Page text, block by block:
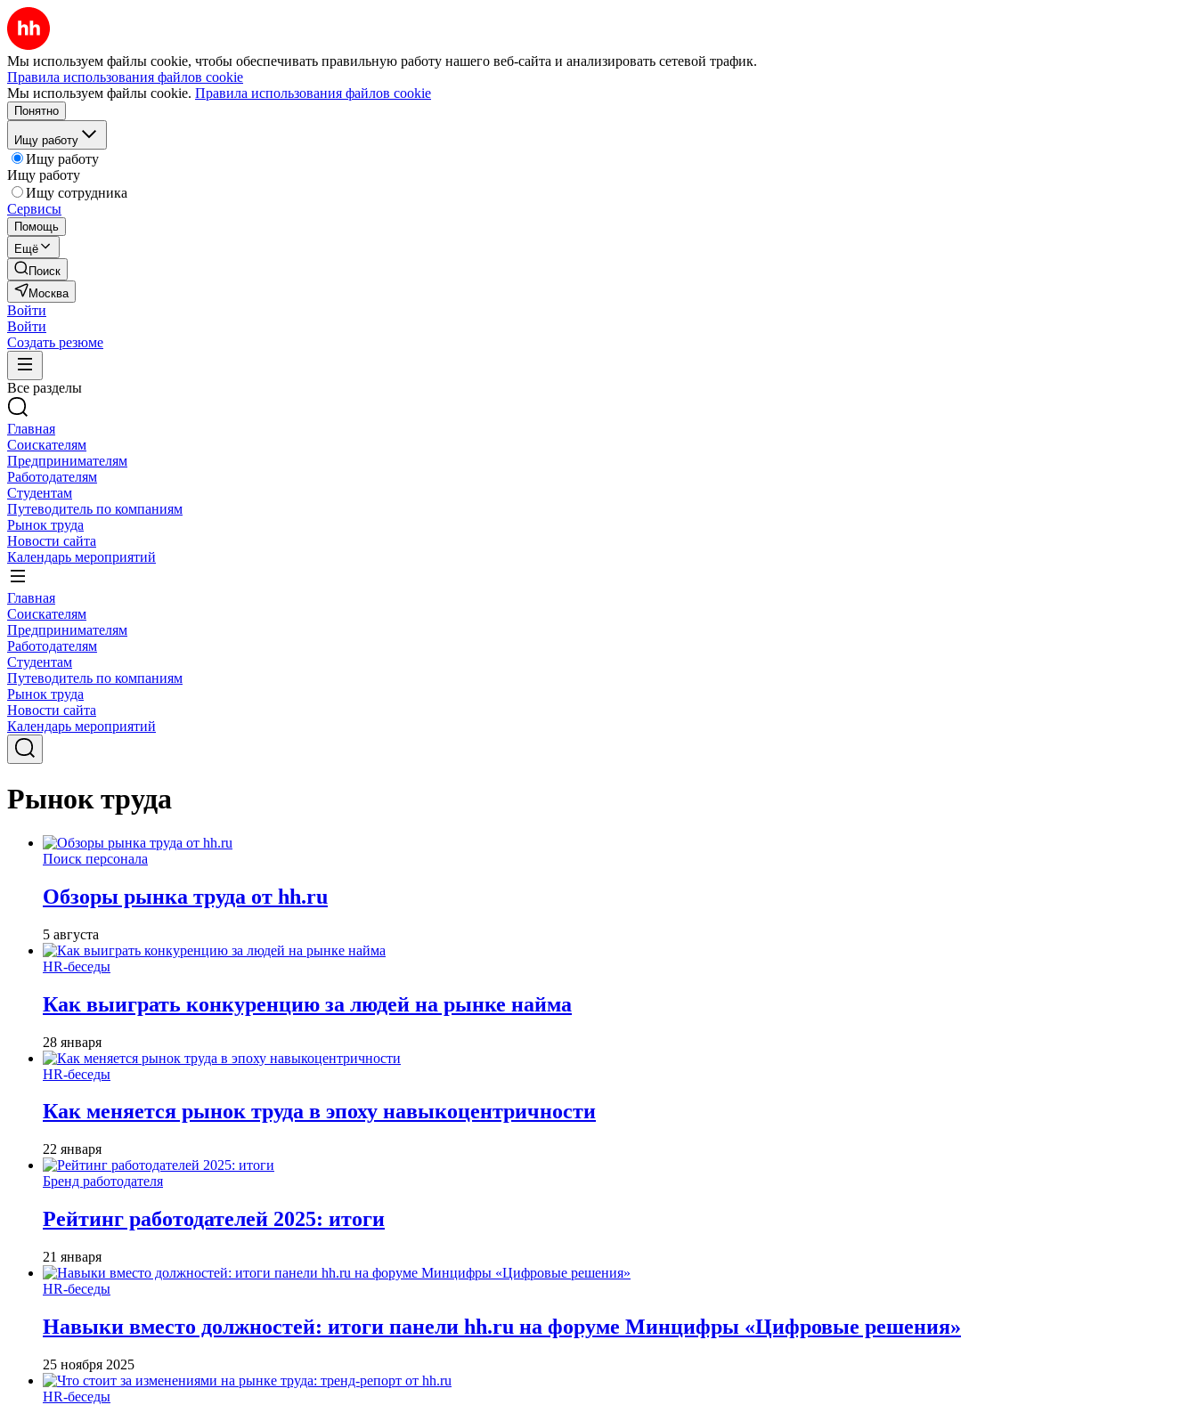
Мы используем файлы cookie, чтобы обеспечивать правильную работу нашего веб-сайта и анализировать сетевой трафик.
Правила использования файлов cookie
Мы используем файлы cookie. Правила использования файлов cookie
Понятно
Ищу работу
Ищу работу
Ищу работу
Ищу сотрудника
Сервисы
Помощь
Ещё
Поиск
Москва
Войти
Войти
Создать резюме
Все разделы
Главная
Соискателям
Предпринимателям
Работодателям
Студентам
Путеводитель по компаниям
Рынок труда
Новости сайта
Календарь мероприятий
Главная
Соискателям
Предпринимателям
Работодателям
Студентам
Путеводитель по компаниям
Рынок труда
Новости сайта
Календарь мероприятий
Рынок труда
Поиск персонала
Обзоры рынка труда от hh.ru
5 августа
HR-беседы
Как выиграть конкуренцию за людей на рынке найма
28 января
HR-беседы
Как меняется рынок труда в эпоху навыкоцентричности
22 января
Бренд работодателя
Рейтинг работодателей 2025: итоги
21 января
HR-беседы
Навыки вместо должностей: итоги панели hh.ru на форуме Минцифры «Цифровые решения»
25 ноября 2025
HR-беседы